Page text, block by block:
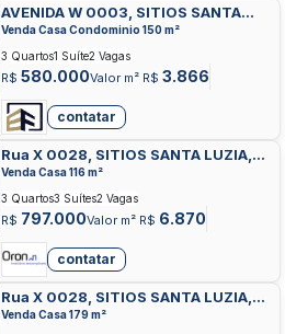
AVENIDA W 0003, SITIOS SANTA
LUZIA, APARECIDA DE GOIANIA
Venda Casa Condominio 150 m²
R$ 580.000Valor m² R$ 3.866
3 Quartos1 Suíte2 Vagas
contatar
Rua X 0028, SITIOS SANTA LUZIA,
APARECIDA DE GOIANIA
Venda Casa 116 m²
R$ 797.000Valor m² R$ 6.870
3 Quartos3 Suítes2 Vagas
contatar
Rua X 0028, SITIOS SANTA LUZIA,
APARECIDA DE GOIANIA
Venda Casa 179 m²